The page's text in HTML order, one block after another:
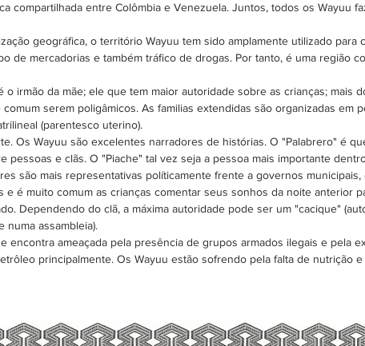
compartilhada entre Colômbia e Venezuela. Juntos, todos os Wayuu
geográfica, o território Wayuu tem sido amplamente utilizado para
de mercadorias e também tráfico de drogas. Por tanto, é uma região
o irmão da mãe; ele que tem maior autoridade sobre as crianças; mais
serem poligâmicos. As familias extendidas são organizadas em
(parentesco uterino).
Os Wayuu são excelentes narradores de histórias. O "Palabrero" é
pessoas e clãs. O "Piache" tal vez seja a pessoa mais importante
são mais representativas políticamente frente a governos
é muito comum as crianças comentar seus sonhos da noite anterior
Dependendo do clã, a máxima autoridade pode ser um "cacique"
numa assambleia).
encontra ameaçada pela presência de grupos armados ilegais e pela
principalmente. Os Wayuu estão sofrendo pela falta de nutrição